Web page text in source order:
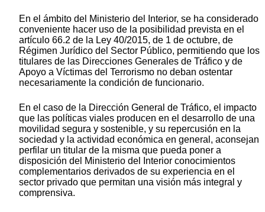
En el ámbito del Ministerio del Interior, se ha considerado
conveniente hacer uso de la posibilidad prevista en el
artículo 66.2 de la Ley 40/2015, de 1 de octubre, de
Régimen Jurídico del Sector Público, permitiendo que los
titulares de las Direcciones Generales de Tráfico y de
Apoyo a Víctimas del Terrorismo no deban ostentar
necesariamente la condición de funcionario.
En el caso de la Dirección General de Tráfico, el impacto
que las políticas viales producen en el desarrollo de una
movilidad segura y sostenible, y su repercusión en la
sociedad y la actividad económica en general, aconsejan
perfilar un titular de la misma que pueda poner a
disposición del Ministerio del Interior conocimientos
complementarios derivados de su experiencia en el
sector privado que permitan una visión más integral y
comprensiva.